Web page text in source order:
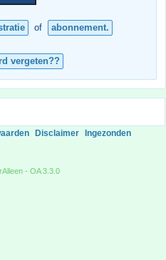
of abonnement.
vergeten??
Disclaimer Ingezonden
- OA 3.3.0